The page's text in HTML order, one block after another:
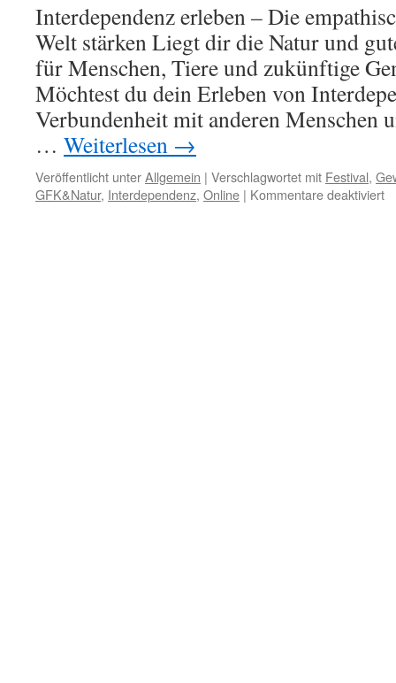
Interdependenz erleben – Die
Welt stärken Liegt dir die Natur und
für Menschen, Tiere und zukünftige
Möchtest du dein Erleben von
Verbundenheit mit anderen Menschen
… Weiterlesen →
Veröffentlicht unterAllgemein | Verschlagwortet mit Festival,
GFK&Natur, Interdependenz, Online | Kommentare deaktiviert